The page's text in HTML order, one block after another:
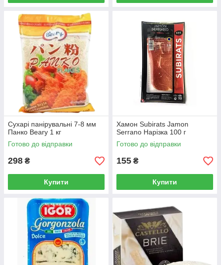
Сухарі панірувальні 7-8 мм
Панко Beary 1 кг
Готово до відправки
298 ₴
Купити
Хамон Subirats Jamon
Serrano Нарізка 100 г
Готово до відправки
155 ₴
Купити